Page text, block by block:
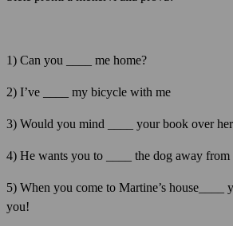
1) Can you ____ me home?
2) I’ve ____ my bicycle with me
3) Would you mind ____ your book over
4) He wants you to ____ the dog away from
5) When you come to Martine’s house____
you!